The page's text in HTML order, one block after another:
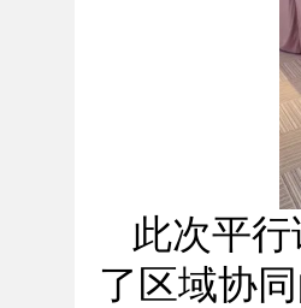
此次平
了区域协